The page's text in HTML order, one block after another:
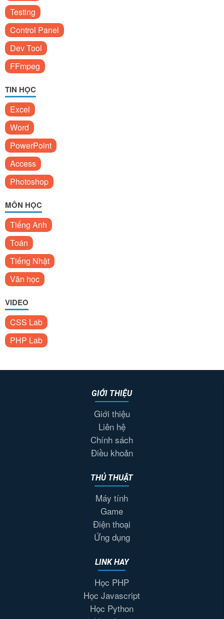
Testing
Control Panel
Dev Tool
FFmpeg
TIN HỌC
Excel
Word
PowerPoint
Access
Photoshop
MÔN HỌC
Tiếng Anh
Toán
Tiếng Nhật
Văn học
VIDEO
CSS Lab
PHP Lab
GIỚI THIỆU
Giới thiệu
Liên hệ
Chính sách
Điều khoản
THỦ THUẬT
Máy tính
Game
Điện thoại
Ứng dụng
LINK HAY
Học PHP
Học Javascript
Học Python